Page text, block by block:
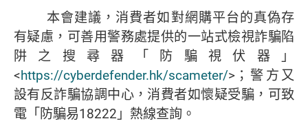
本會建議，消費者如對網購平台的真偽存
有疑慮，可善用警務處提供的一站式檢視詐騙陷
阱之搜尋器「防騙視伏器」
<https://cyberdefender.hk/scameter/>；警方又
設有反詐騙協調中心，消費者如懷疑受騙，可致
電「防騙易18222」熱線查詢。